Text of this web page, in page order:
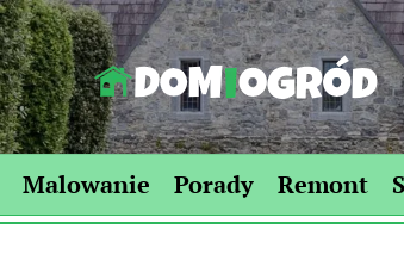
Dom-
Ogród.edu.pl
Malowanie Porady Remont